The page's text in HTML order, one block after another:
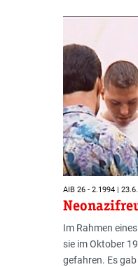
AIB 26 - 2.1994 |
Im Rahmen
sie im Oktober
gefahren. Es